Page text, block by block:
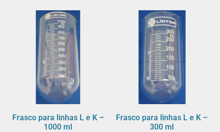
Frasco para linhas L e K –
1000 ml
Frasco para linhas L e K –
300 ml